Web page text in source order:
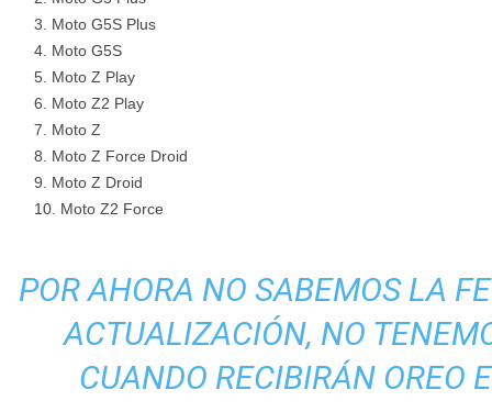
Moto G5S Plus
Moto G5S
Moto Z Play
Moto Z2 Play
Moto Z
Moto Z Force Droid
Moto Z Droid
Moto Z2 Force
POR AHORA NO SABEMOS LA
ACTUALIZACIÓN, NO
CUANDO RECIBIRÁN OREO